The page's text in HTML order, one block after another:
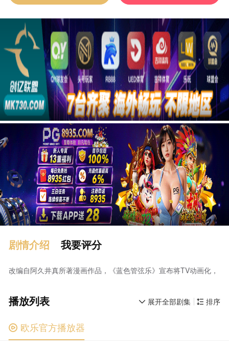
广告
剧情介绍 我要评分
改编自阿久井真所著漫画作品，《蓝色管弦乐》宣布将TV动画化，
 排序
 展开全部剧集
播放列表
 欧乐官方播放器